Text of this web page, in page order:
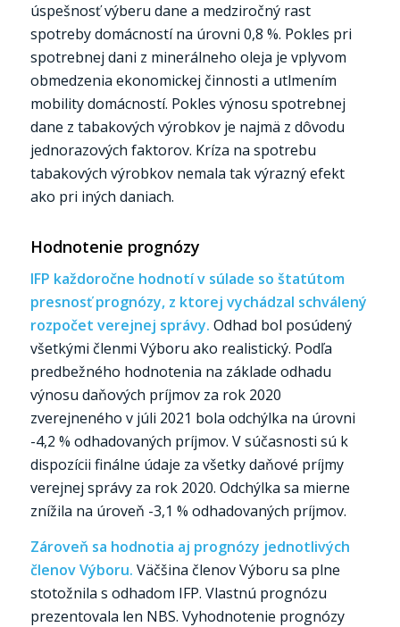
úspešnosť výberu dane a medziročný rast
spotreby domácností na úrovni 0,8 %. Pokles pri
spotrebnej dani z minerálneho oleja je vplyvom
obmedzenia ekonomickej činnosti a utlmením
mobility domácností. Pokles výnosu spotrebnej
dane z tabakových výrobkov je najmä z dôvodu
jednorazových faktorov. Kríza na spotrebu
tabakových výrobkov nemala tak výrazný efekt
ako pri iných daniach.
Hodnotenie prognózy
IFP každoročne hodnotí v súlade so štatútom
presnosť prognózy, z ktorej vychádzal schválený
rozpočet verejnej správy. Odhad bol posúdený
všetkými členmi Výboru ako realistický. Podľa
predbežného hodnotenia na základe odhadu
výnosu daňových príjmov za rok 2020
zverejneného v júli 2021 bola odchýlka na úrovni
-4,2 % odhadovaných príjmov. V súčasnosti sú k
dispozícii finálne údaje za všetky daňové príjmy
verejnej správy za rok 2020. Odchýlka sa mierne
znížila na úroveň -3,1 % odhadovaných príjmov.
Zároveň sa hodnotia aj prognózy jednotlivých
členov Výboru. Väčšina členov Výboru sa plne
stotožnila s odhadom IFP. Vlastnú prognózu
prezentovala len NBS. Vyhodnotenie prognózy